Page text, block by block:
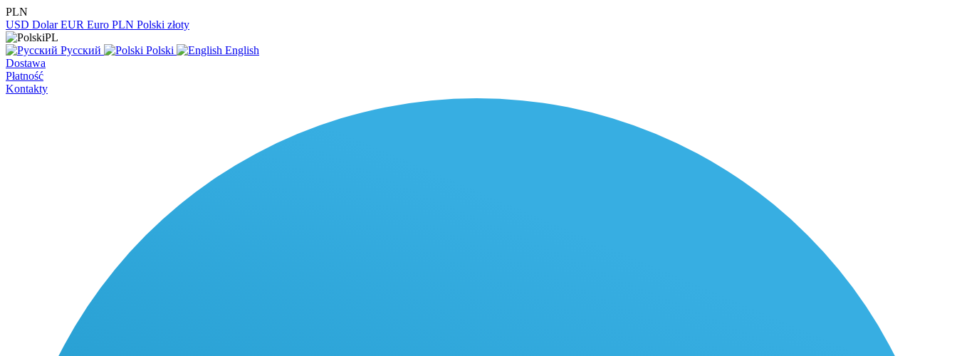
PLN
USD Dolar EUR Euro PLN Polski złoty
PL
Русский
Polski
English
Dostawa
Płatność
Kontakty